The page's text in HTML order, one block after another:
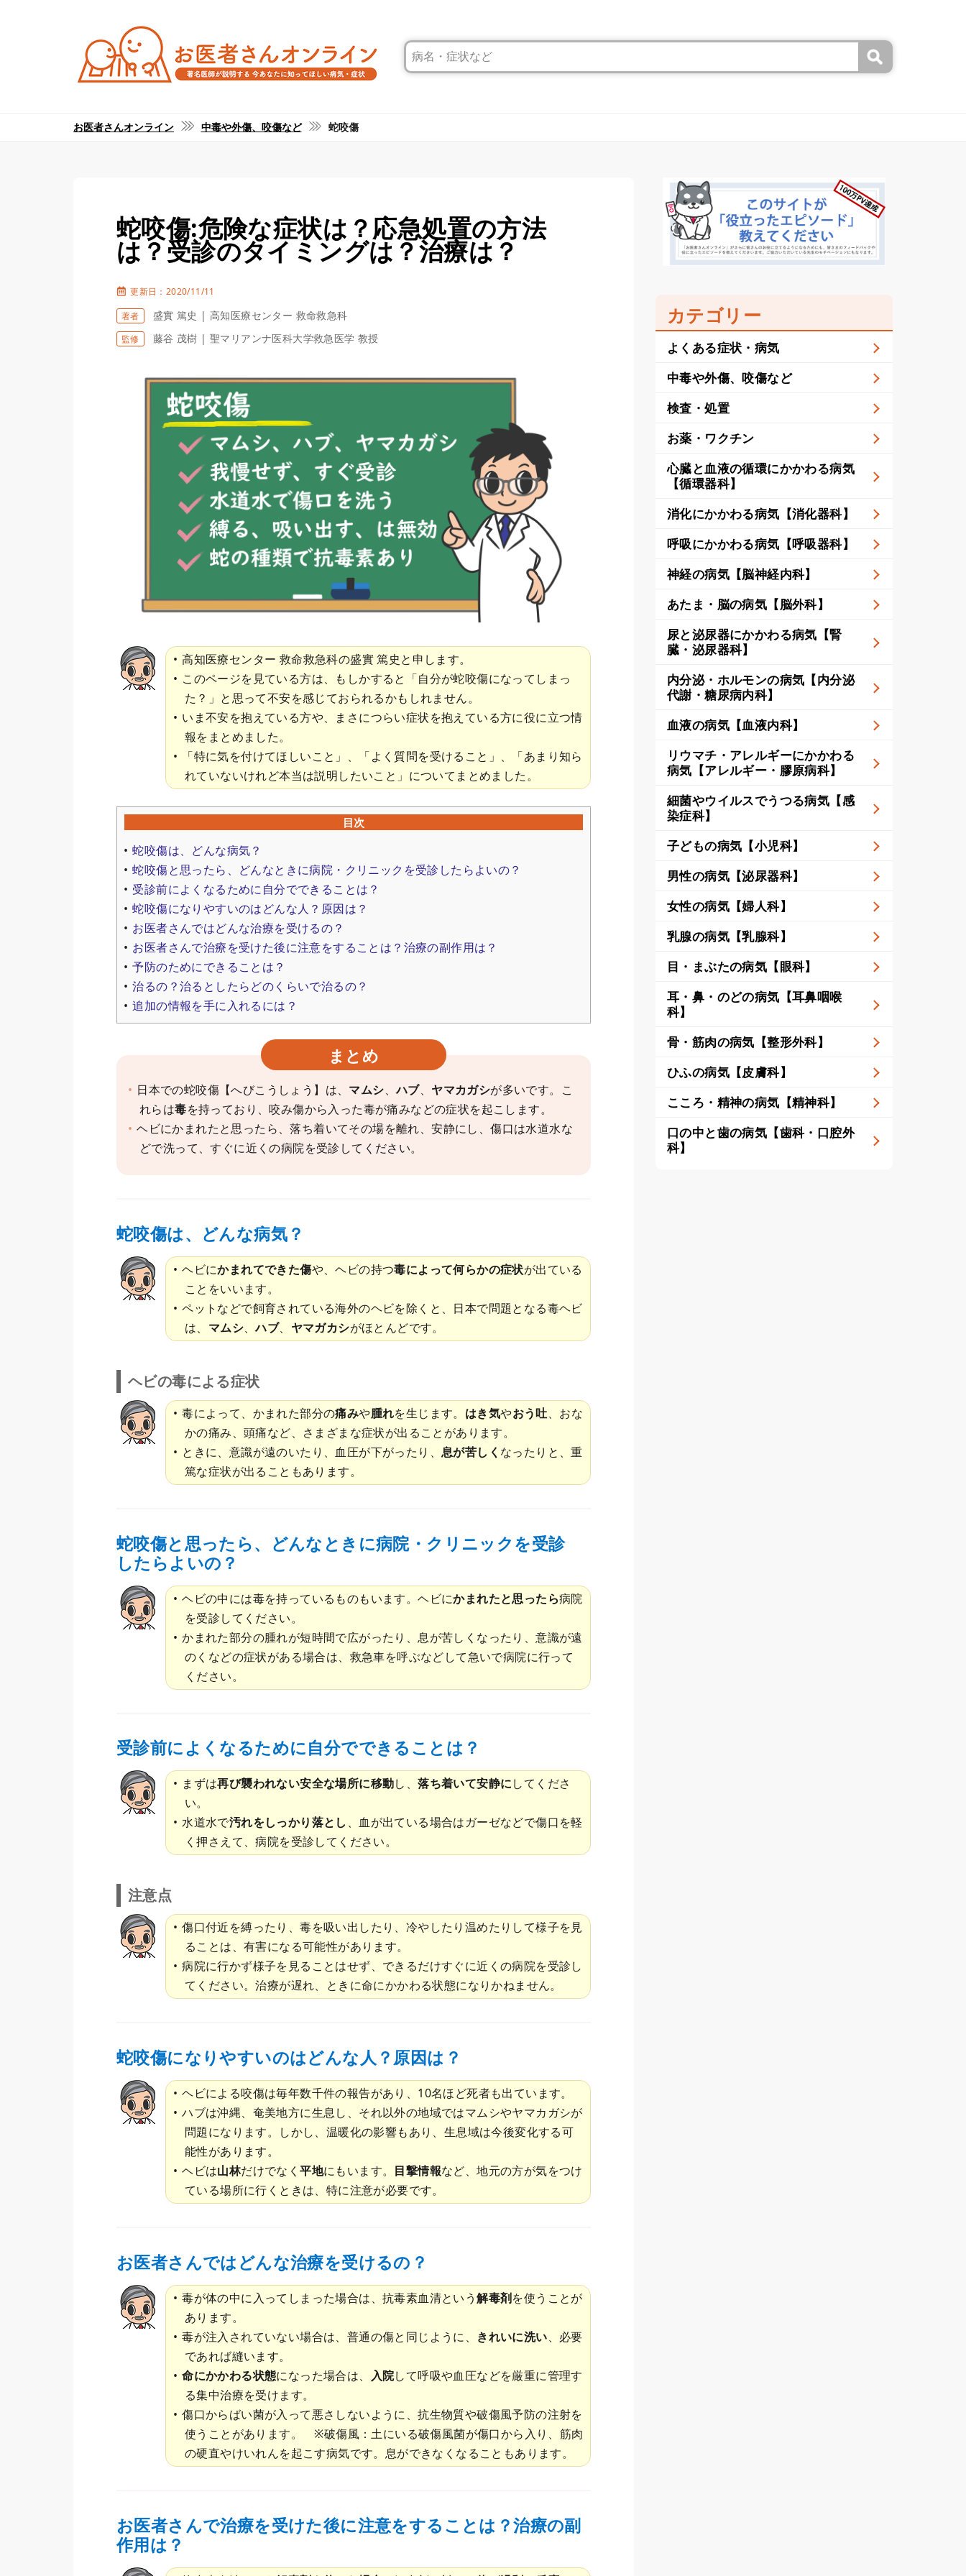
お医者さんオンライン 中毒や外傷、咬傷など 蛇咬傷
蛇咬傷:危険な症状は？応急処置の方法
は？受診のタイミングは？治療は？
更新日：2020/11/11
著者
盛實 篤史 | 高知医療センター 救命救急科
監修 藤谷 茂樹 | 聖マリアンナ医科大学救急医学 教授
高知医療センター 救命救急科の盛實 篤史と申します。
このページを見ている方は、もしかすると「自分が蛇咬傷になってしまっ
た？」と思って不安を感じておられるかもしれません。
いま不安を抱えている方や、まさにつらい症状を抱えている方に役に立つ情
報をまとめました。
「特に気を付けてほしいこと」、「よく質問を受けること」、「あまり知ら
れていないけれど本当は説明したいこと」についてまとめました。
目次
蛇咬傷は、どんな病気？
蛇咬傷と思ったら、どんなときに病院・クリニックを受診したらよいの？
受診前によくなるために自分でできることは？
蛇咬傷になりやすいのはどんな人？原因は？
お医者さんではどんな治療を受けるの？
お医者さんで治療を受けた後に注意をすることは？治療の副作用は？
予防のためにできることは？
治るの？治るとしたらどのくらいで治るの？
追加の情報を手に入れるには？
まとめ
日本での蛇咬傷【へびこうしょう】は、 マムシ、ハブ、 ヤマカガシが多いです。こ
れらは毒を持っており、咬み傷から入った毒が痛みなどの症状を起こします。
ヘビにかまれたと思ったら、落ち着いてその場を離れ、安静にし、傷口は水道水な
どで洗って、すぐに近くの病院を受診してください。
蛇咬傷は、どんな病気？
ヘビにかまれてできた傷や、ヘビの持つ毒によって何らかの症状が出ている
ことをいいます。
ペットなどで飼育されている海外のヘビを除くと、日本で問題となる毒ヘビ
は、 マムシ、ハブ、 ヤマガカシがほとんどです。
ヘビの毒による症状
毒によって、かまれた部分の痛みや腫れを生じます。 はき気やおう吐、おな
かの痛み、頭痛など、さまざまな症状が出ることがあります。
ときに、意識が遠のいたり、血圧が下がったり、息が苦しく なったりと、重
篤な症状が出ることもあります。
蛇咬傷と思ったら、どんなときに病院・クリニックを受診
したらよいの？
ヘビの中には毒を持っているものもいます。ヘビにかまれたと思ったら病院
を受診してください。
かまれた部分の腫れが短時間で広がったり、息が苦しくなったり、意識が遠
のくなどの症状がある場合は、救急車を呼ぶなどして急いで病院に行って
ください。
受診前によくなるために自分でできることは？
まずは再び襲われない安全な場所に移動し、落ち着いて安静にしてくださ
い。
水道水で汚れをしっかり落とし 、血が出ている場合はガーゼなどで傷口を軽
く押さえて、病院を受診してください。
注意点
傷口付近を縛ったり、毒を吸い出したり、冷やしたり温めたりして様子を見
ることは、有害になる可能性があります。
病院に行かず様子を見ることはせず、できるだけすぐに近くの病院を受診し
てください。治療が遅れ、ときに命にかかわる状態になりかねません。
蛇咬傷になりやすいのはどんな人？原因は？
ヘビによる咬傷は毎年数千件の報告があり、10名ほど死者も出ています。
ハブは沖縄、奄美地方に生息し、それ以外の地域ではマムシやヤマカガシが
問題になります。しかし、温暖化の影響もあり、生息域は今後変化する可
能性があります。
ヘビは山林だけでなく平地にもいます。 目撃情報など、地元の方が気をつけ
ている場所に行くときは、特に注意が必要です。
お医者さんではどんな治療を受けるの？
毒が体の中に入ってしまった場合は、抗毒素血清という解毒剤を使うことが
あります。
毒が注入されていない場合は、普通の傷と同じように、 きれいに洗い、必要
であれば縫います。
命にかかわる状態になった場合は、 入院して呼吸や血圧などを厳重に管理す
る集中治療を受けます。
傷口からばい菌が入って悪さしないように、抗生物質や破傷風予防の注射を
使うことがあります。 ※破傷風：土にいる破傷風菌が傷口から入り、筋肉
の硬直やけいれんを起こす病気です。息ができなくなることもあります。
お医者さんで治療を受けた後に注意をすることは？治療の副
作用は？
カテゴリー
よくある症状・病気
中毒や外傷、咬傷など
検査・処置
お薬・ワクチン
心臓と血液の循環にかかわる病気
【循環器科】
消化にかかわる病気【消化器科】
呼吸にかかわる病気【呼吸器科】
神経の病気【脳神経内科】
あたま・脳の病気【脳外科】
尿と泌尿器にかかわる病気【腎
臓・泌尿器科】
内分泌・ホルモンの病気【内分泌
代謝・糖尿病内科】
血液の病気【血液内科】
リウマチ・アレルギーにかかわる
病気【アレルギー・膠原病科】
細菌やウイルスでうつる病気【感
染症科】
子どもの病気【小児科】
男性の病気【泌尿器科】
女性の病気【婦人科】
乳腺の病気【乳腺科】
目・まぶたの病気【眼科】
耳・鼻・のどの病気【耳鼻咽喉
科】
骨・筋肉の病気【整形外科】
ひふの病気【皮膚科】
こころ・精神の病気【精神科】
口の中と歯の病気【歯科・口腔外
科】